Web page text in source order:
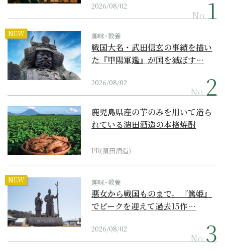
2026/08/02
No.
NEW 趣味･教養
戦国大名・武田信玄の事績を描い
た『甲陽軍鑑』が国を滅ぼす…
2026/08/02
No.
鹿児島県産の芋のみを用いて造ら
れている濵田酒造の本格焼酎
PR(濵田酒造)
NEW 趣味･教養
悪女から戦国ものまで。『篤姫』
でピークを迎えて過去15作…
2026/08/02
No.